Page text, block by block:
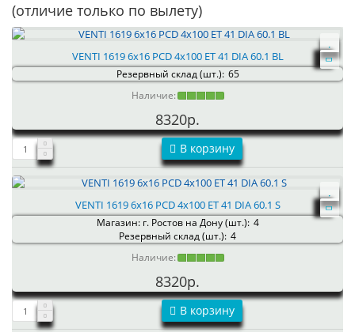
(отличие только по вылету)
VENTI 1619 6x16 PCD 4x100 ET 41 DIA 60.1 BL
Резервный склад (шт.): 65
Наличие:
8320р.
В корзину
VENTI 1619 6x16 PCD 4x100 ET 41 DIA 60.1 S
Магазин: г. Ростов на Дону (шт.): 4
Резервный склад (шт.): 4
Наличие:
8320р.
В корзину